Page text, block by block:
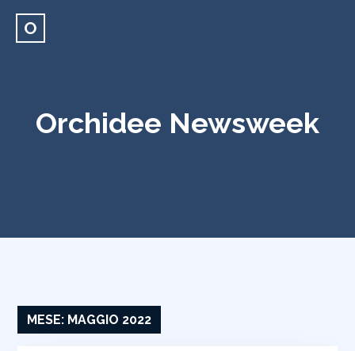
O
Orchidee Newsweek
MESE: MAGGIO 2022